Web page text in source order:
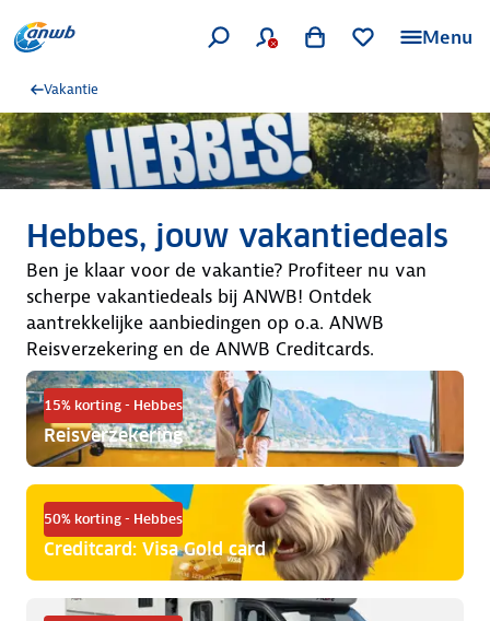
Menu
Vakantie
Hebbes, jouw vakantiedeals
Ben je klaar voor de vakantie? Profiteer nu van
scherpe vakantiedeals bij ANWB! Ontdek
aantrekkelijke aanbiedingen op o.a. ANWB
Reisverzekering en de ANWB Creditcards.
15% korting - Hebbes
Reisverzekering
50% korting - Hebbes
Creditcard: Visa Gold card